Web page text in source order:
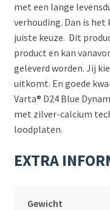
met een lange
verhouding. Dan is het
juiste keuze. Dit
product en kan
geleverd worden. Jij
uitkomt. En goede
Varta® D24 Blue
met zilver-calcium
loodplaten.
EXTRA
Gewicht